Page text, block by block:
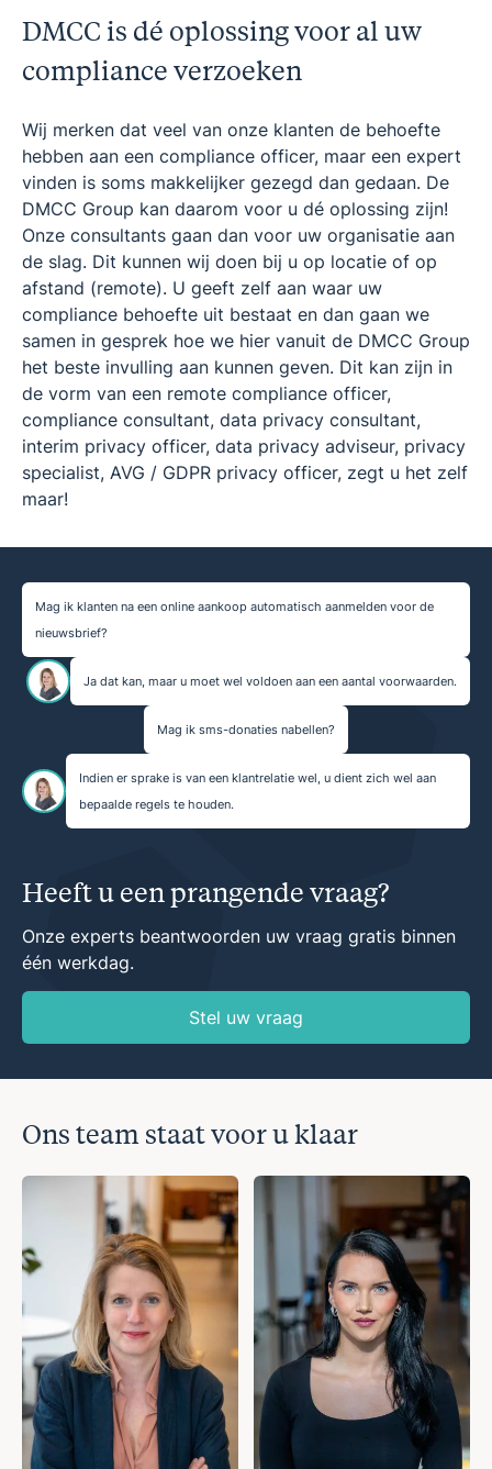
DMCC is dé oplossing voor al uw
compliance verzoeken
Wij merken dat veel van onze klanten de behoefte
hebben aan een compliance officer, maar een expert
vinden is soms makkelijker gezegd dan gedaan. De
DMCC Group kan daarom voor u dé oplossing zijn!
Onze consultants gaan dan voor uw organisatie aan
de slag. Dit kunnen wij doen bij u op locatie of op
afstand (remote). U geeft zelf aan waar uw
compliance behoefte uit bestaat en dan gaan we
samen in gesprek hoe we hier vanuit de DMCC Group
het beste invulling aan kunnen geven. Dit kan zijn in
de vorm van een remote compliance officer,
compliance consultant, data privacy consultant,
interim privacy officer, data privacy adviseur, privacy
specialist, AVG / GDPR privacy officer, zegt u het zelf
maar!
Mag ik klanten na een online aankoop automatisch aanmelden voor de
nieuwsbrief?
Ja dat kan, maar u moet wel voldoen aan een aantal voorwaarden.
Mag ik sms-donaties nabellen?
Indien er sprake is van een klantrelatie wel, u dient zich wel aan
bepaalde regels te houden.
Heeft u een prangende vraag?
Onze experts beantwoorden uw vraag gratis binnen
één werkdag.
Stel uw vraag
Ons team staat voor u klaar